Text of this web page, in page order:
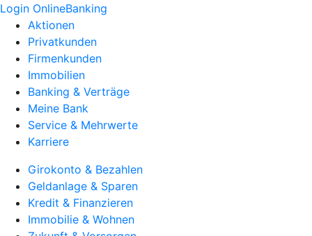
Login OnlineBanking
Aktionen
Privatkunden
Firmenkunden
Immobilien
Banking & Verträge
Meine Bank
Service & Mehrwerte
Karriere
Girokonto & Bezahlen
Geldanlage & Sparen
Kredit & Finanzieren
Immobilie & Wohnen